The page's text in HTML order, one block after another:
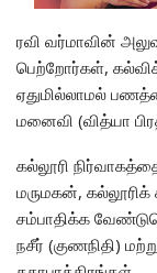
ரவி வர்மாவின்
பெற்றோர்கள்,
ஏதுமில்லாமல்
மனைவி (வித்யா
கல்லூரி
மருமகன்,
சம்பாதிக்க
நசீர் (குணநிதி)